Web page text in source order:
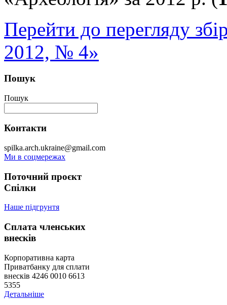
Перейти до перегляду
2012, № 4»
Пошук
Пошук
Контакти
spilka.arch.ukraine@gmail.com
Ми в соцмережах
Поточний проєкт
Спілки
Наше підгрунтя
Сплата членських
внесків
Корпоративна карта
Приватбанку для сплати
внесків 4246 0010 6613
5355
Детальніше